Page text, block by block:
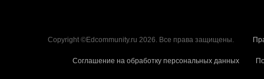
Copyright ©Edcommunity.ru 2026. Все права защищены.
Соглашение на обработку персональных данных